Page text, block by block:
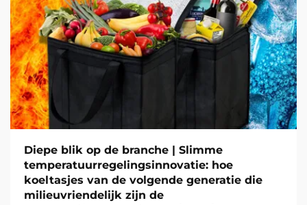
Diepe blik op de branche | Slimme
temperatuurregelingsinnovatie: hoe
koeltasjes van de volgende generatie die
milieuvriendelijk zijn de